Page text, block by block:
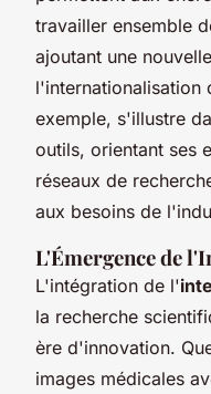
travailler ensemble
ajoutant une
l'internationalisation
exemple, s'illustre
outils, orientant ses
réseaux de
aux besoins de
L'Émergence de
L'intégration de l'
la recherche
ère d'innovation.
images médicales